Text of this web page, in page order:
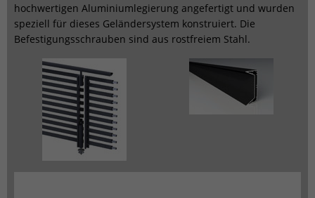
hochwertigen Aluminiumlegierung angefertigt und wurden
speziell für dieses Geländersystem konstruiert. Die
Befestigungsschrauben sind aus rostfreiem Stahl.